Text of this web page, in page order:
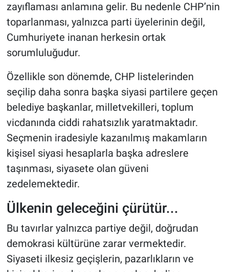
zayıflaması anlamına gelir. Bu nedenle CHP’nin
toparlanması, yalnızca parti üyelerinin değil,
Cumhuriyete inanan herkesin ortak
sorumluluğudur.
Özellikle son dönemde, CHP listelerinden
seçilip daha sonra başka siyasi partilere geçen
belediye başkanlar, milletvekilleri, toplum
vicdanında ciddi rahatsızlık yaratmaktadır.
Seçmenin iradesiyle kazanılmış makamların
kişisel siyasi hesaplarla başka adreslere
taşınması, siyasete olan güveni
zedelemektedir.
Ülkenin geleceğini çürütür...
Bu tavırlar yalnızca partiye değil, doğrudan
demokrasi kültürüne zarar vermektedir.
Siyaseti ilkesiz geçişlerin, pazarlıkların ve